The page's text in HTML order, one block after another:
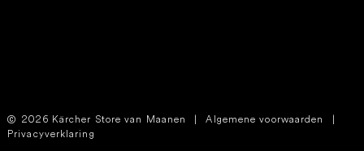
2026 Kärcher Store van Maanen | Algemene voorwaarden
|
Privacyverklaring